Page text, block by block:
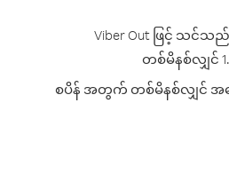
Viber Out ဖြင့် သင်
တစ်မိနစ်လျှင်
စပိန် အတွက် တစ်မိနစ်လျှင် အက